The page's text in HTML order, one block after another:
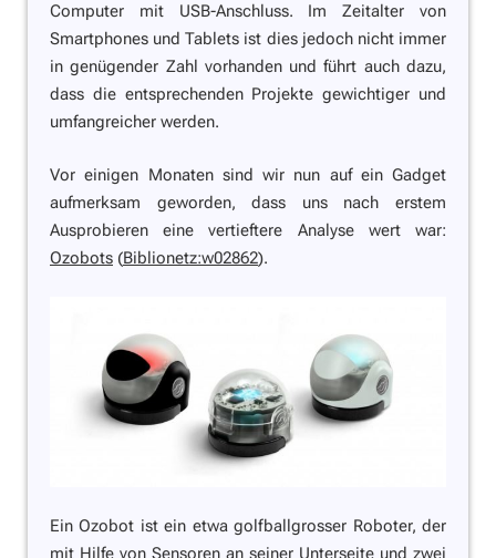
Computer mit USB-Anschluss. Im Zeitalter von
Smartphones und Tablets ist dies jedoch nicht immer
in genügender Zahl vorhanden und führt auch dazu,
dass die entsprechenden Projekte gewichtiger und
umfangreicher werden.
Vor einigen Monaten sind wir nun auf ein Gadget
aufmerksam geworden, dass uns nach erstem
Ausprobieren eine vertieftere Analyse wert war:
Ozobots (Biblionetz:w02862).
Ein Ozobot ist ein etwa golfballgrosser Roboter, der
mit Hilfe von Sensoren an seiner Unterseite und zwei